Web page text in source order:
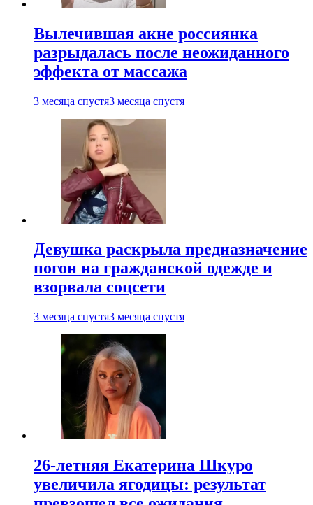
Вылечившая акне россиянка
разрыдалась после неожиданного
эффекта от массажа
3 месяца спустя3 месяца спустя
Девушка раскрыла предназначение
погон на гражданской одежде и
взорвала соцсети
3 месяца спустя3 месяца спустя
26-летняя Екатерина Шкуро
увеличила ягодицы: результат